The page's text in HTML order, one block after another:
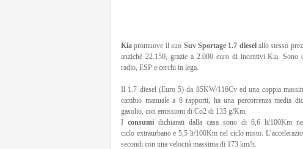
Kia promuove il suo Suv Sportage 1.7 dieselallo stesso
anzichè 22.150, grazie a 2.000 euro di incentivi Kia. Sono
radio, ESP e cerchi in lega.
Il 1.7 diesel (Euro 5) da 85KW/116Cv ed una coppia
cambio manuale a 6 rapporti, ha una percorrenza media
gasolio, con emissioni di Co2 di 135 g/Km.
I consumi dichiarati dalla casa sono di 6,6 lt/100Km
ciclo extraurbano e 5,5 lt/100Km nel ciclo misto.
secondi con una velocità massima di 173 km/h.